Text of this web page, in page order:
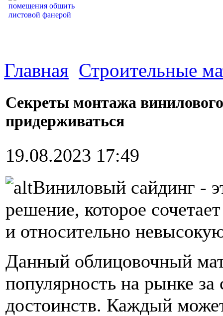
Главная Строительные
Секреты монтажа
придерживаться
19.08.2023 17:49
Виниловый сайдинг -
решение, которое
и относительно
Данный облицовочный
популярность на рынке
достоинств. Каждый